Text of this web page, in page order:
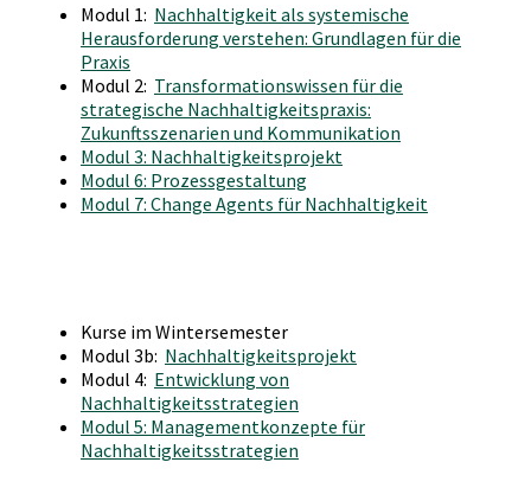
Modul 1: Nachhaltigkeit als systemische
Herausforderung verstehen: Grundlagen für die
Praxis
Modul 2: Transformationswissen für die
strategische Nachhaltigkeitspraxis:
Zukunftsszenarien und Kommunikation
Modul 3: Nachhaltigkeitsprojekt
Modul 6: Prozessgestaltung
Modul 7: Change Agents für Nachhaltigkeit
Kurse im Wintersemester
Modul 3b: Nachhaltigkeitsprojekt
Modul 4: Entwicklung von
Nachhaltigkeitsstrategien
Modul 5: Managementkonzepte für
Nachhaltigkeitsstrategien